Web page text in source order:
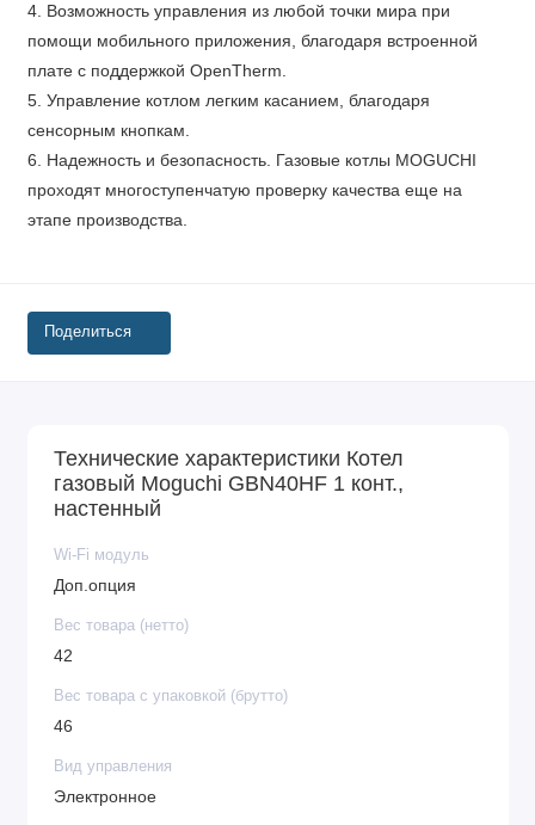
4. Возможность управления из любой точки мира при
помощи мобильного приложения, благодаря встроенной
плате с поддержкой OpenTherm.
5. Управление котлом легким касанием, благодаря
сенсорным кнопкам.
6. Надежность и безопасность. Газовые котлы MOGUCHI
проходят многоступенчатую проверку качества еще на
этапе производства.
Поделиться
Технические характеристики Котел
газовый Moguchi GBN40НF 1 конт.,
настенный
Wi-Fi модуль
Доп.опция
Вес товара (нетто)
42
Вес товара с упаковкой (брутто)
46
Вид управления
Электронное